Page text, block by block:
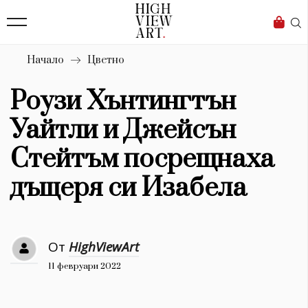
Бизнес
Мода
Dialogue
Изкуство
4340
Красота
777
Дизайн
1272
Начало Цветно
Роузи Хънтингтън
Уайтли и Джейсън
Стейтъм посрещнаха
дъщеря си Изабела
От HighViewArt
11 февруари 2022